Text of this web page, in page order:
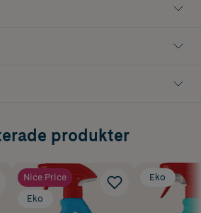
produkter
Nice Price
Eko
Eko